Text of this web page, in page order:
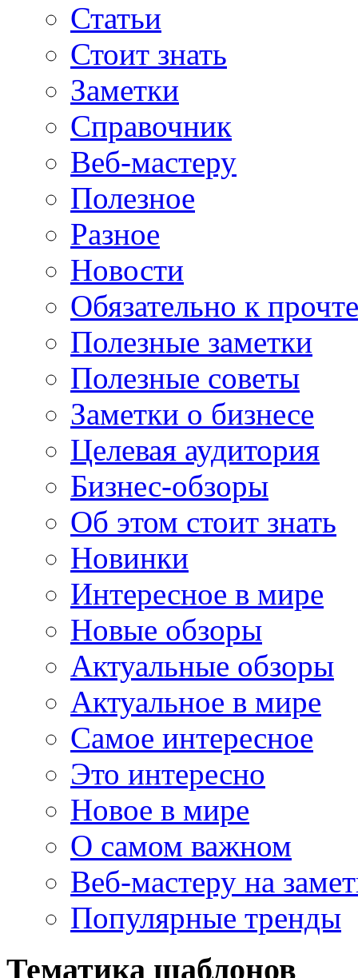
Статьи
Стоит знать
Заметки
Справочник
Веб-мастеру
Полезное
Разное
Новости
Обязательно к
Полезные заметки
Полезные советы
Заметки о бизнесе
Целевая аудитория
Бизнес-обзоры
Об этом стоит знать
Новинки
Интересное в мире
Новые обзоры
Актуальные обзоры
Актуальное в мире
Самое интересное
Это интересно
Новое в мире
О самом важном
Веб-мастеру на
Популярные тренды
Тематика шаблонов